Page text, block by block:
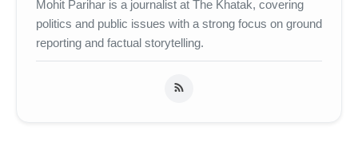
Mohit Parihar is a journalist at The Khatak, covering
politics and public issues with a strong focus on ground
reporting and factual storytelling.